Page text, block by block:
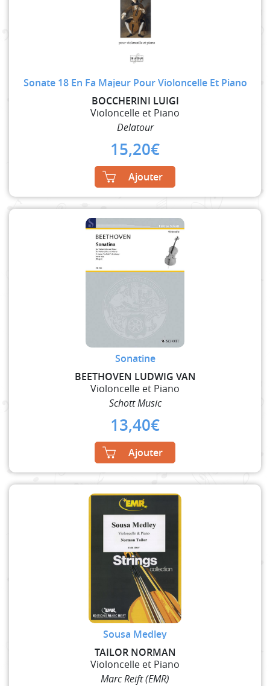
Sonate 18 En Fa Majeur Pour Violoncelle Et Piano
BOCCHERINI LUIGI
Violoncelle et Piano
Delatour
15,20€
Ajouter
Sonatine
BEETHOVEN LUDWIG VAN
Violoncelle et Piano
Schott Music
13,40€
Ajouter
Sousa Medley
TAILOR NORMAN
Violoncelle et Piano
Marc Reift (EMR)